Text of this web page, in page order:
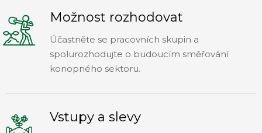
Možnost rozhodovat
Účastněte se pracovních skupin a
spolurozhodujte o budoucím směřování
konopného sektoru.
Vstupy a slevy